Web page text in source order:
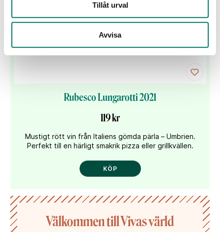
Tillåt urval
Avvisa
Rubesco Lungarotti 2021
119 kr
Mustigt rött vin från Italiens gömda pärla – Umbrien.
Perfekt till en härligt smakrik pizza eller grillkvällen.
KÖP
Välkommen till Vivas värld